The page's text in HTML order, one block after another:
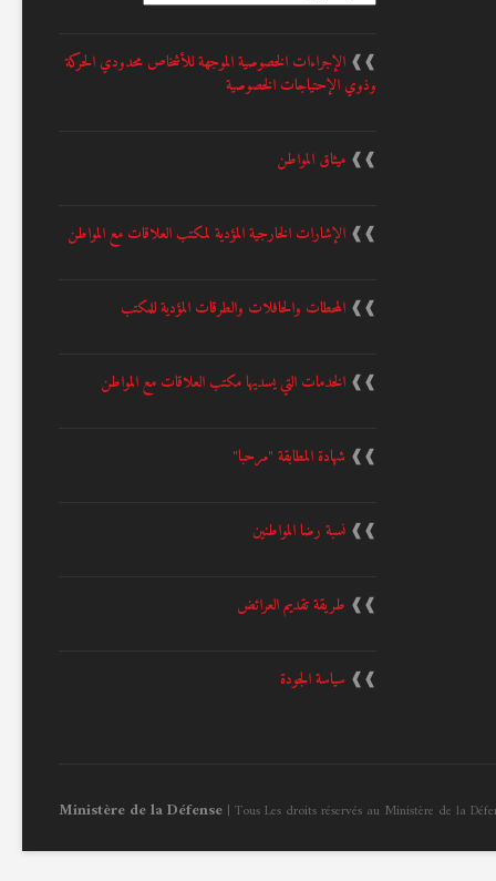
❱❱الإجراءات الخصوصية الموجهة للأشخاص محدودي الحركة
وذوي الإحتياجات الخصوصية
❱❱ميثاق المواطن
❱❱الإشارات الخارجية المؤدية لمكتب العلاقات مع المواطن
❱❱المحطات والحافلات والطرقات المؤدية للمكتب
❱❱الخدمات التي يسديها مكتب العلاقات مع المواطن
❱❱ شهادة المطابقة "مرحبا"
❱❱نسبة رضا المواطنين
❱❱ طريقة تقديم العرائض
❱❱سياسة الجودة
Ministère de la Défense| Tous Les droits réservés au Ministère de la